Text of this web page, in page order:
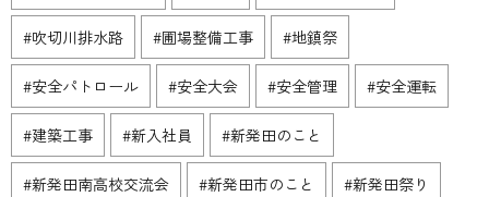
#吹切川排水路 #圃場整備工事 #地鎮祭
#安全パトロール #安全大会 #安全管理 #安全運転
#建築工事 #新入社員 #新発田のこと
#新発田南高校交流会 #新発田市のこと #新発田祭り